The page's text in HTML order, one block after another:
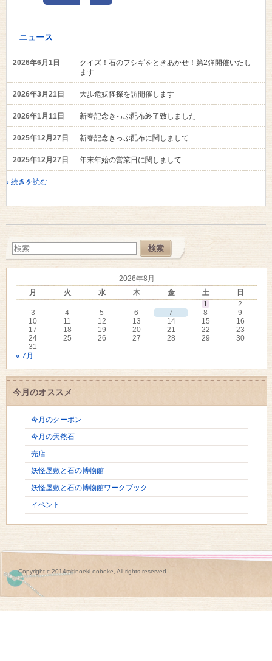
ニュース
2026年6月1日
クイズ！石のフシギをときあかせ！第2弾開催いたし
ます
2026年3月21日 大歩危妖怪探を訪開催します
2026年1月11日 新春記念きっぷ配布終了致しました
2025年12月27日 新春記念きっぷ配布に関しまして
2025年12月27日 年末年始の営業日に関しまして
› 続きを読む
2026年8月
月
火 水 木 金 土
日
1
2
3
4 5 6 7 8
9
10
11 12 13 14 15
16
17
18 19 20 21 22
23
24
25 26 27 28 29
30
31
« 7月
今月のオススメ
今月のクーポン
今月の天然石
売店
妖怪屋敷と石の博物館
妖怪屋敷と石の博物館ワークブック
イベント
Copyright c 2014mitinoeki ooboke, All rights reserved.